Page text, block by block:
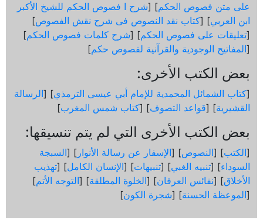
على متن فصوص الحكم] [شرح ا فصوص الحكم للشيخ الأكبر
ابن العربي] [كتاب نقد النصوص فى شرح نقش الفصوص]
[تعليقات على فصوص الحكم] [شرح كلمات فصوص الحكم]
[المفاتيح الوجودية والقرآنیة لفصوص حكم]
بعض الكتب الأخرى:
[كتاب الشمائل المحمدية للإمام أبي عيسى الترمذي] [الرسالة
القشيرية] [قواعد التصوف] [كتاب شمس المغرب]
بعض الكتب الأخرى التي لم يتم تنسيقها:
[الكتب] [النصوص] [الإسفار عن رسالة الأنوار ] [السبجة
السوداء] [تنبيه الغبي] [تنبيهات] [الإنسان الكامل] [تهذيب
الأخلاق] [نفائس العرفان] [الخلوة المطلقة] [التوجه الأتم]
[الموعظة الحسنة] [شجرة الكون]